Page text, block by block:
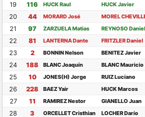
19 116 HUCK Raul HUCK Javier
20 44 MORARD José MOREL
21 97 ZARZUELA Matias REYNOSO Daniel
22 81 LANTERNA Dante FRITZLER Daniel
23 2 BONNIN Nelson BENITEZ Javier
24 188 BLANC Joaquín BLANC Mauricio
25 10 JONES(H) Jorge RUIZ Luciano
26 228 BAEZ Yair HUCK Marcos
27 11 RAMIREZ Nestor GIANELLO Juan
28 3 ORCELLET Cristhian LOCHER Darío